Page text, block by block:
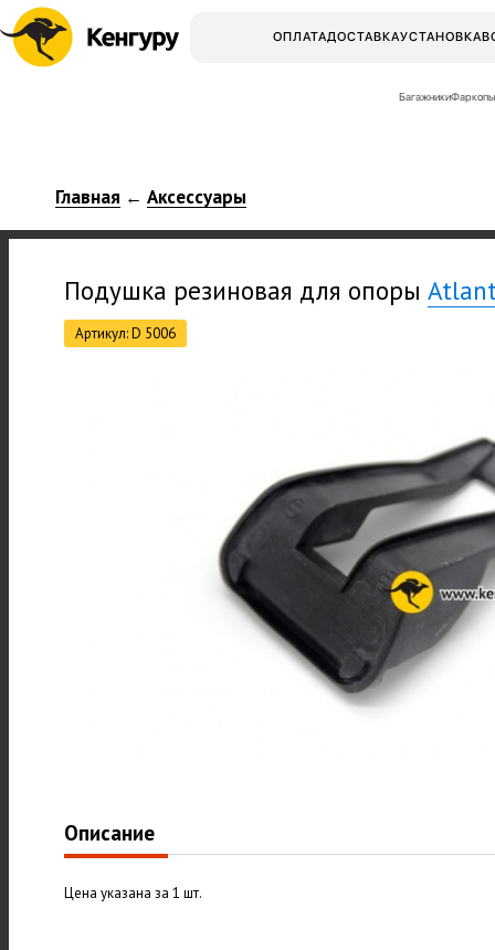
ОПЛАТАДОСТАВКАУСТАНОВКА
БагажникиФаркопы
Главная ← Аксессуары
Подушка резиновая для опоры
Артикул: D 5006
Описание
Цена указана за 1 шт.